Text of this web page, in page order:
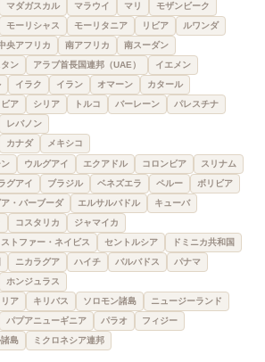
マダガスカル マラウイ マリ
モザンビーク
モーリシャス モーリタニア リビア
ルワンダ
央アフリカ 南アフリカ 南スーダン
ン アラブ首長国連邦（UAE）
イエメン
イラク イラン オマーン
カタール
ア
シリア トルコ バーレーン
パレスチナ
レバノン
カナダ メキシコ
ウルグアイ エクアドル コロンビア
スリナム
グアイ ブラジル ベネズエラ ペルー ボリビア
・バーブーダ エルサルバドル
キューバ
コスタリカ
ジャマイカ
トファー・ネイビス
セントルシア
ドミニカ共和国
ニカラグア ハイチ バルバドス
パナマ
ホンジュラス
ア キリバス ソロモン諸島
ニュージーランド
パプアニューギニア パラオ
フィジー
島
ミクロネシア連邦